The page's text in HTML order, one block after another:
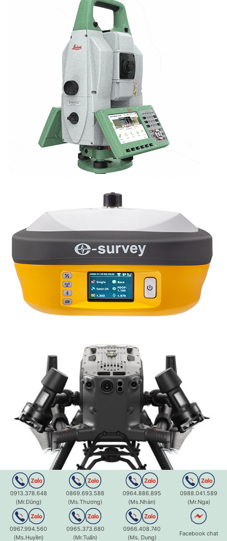
0913.378.648
(Mr.Dũng)
0869.693.588
(Ms.Thương)
0964.886.895
(Ms.Nhàn)
0988.041.589
(Mr.Nga)
0967.994.560
(Ms.Huyền)
0965.373.680
(Mr.Tuấn)
0966.408.740
(Ms. Dung)
Facebook chat